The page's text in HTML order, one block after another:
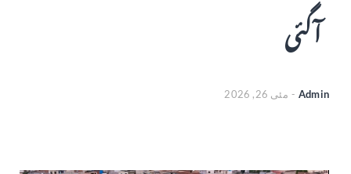
آگئی
Admin
- مئی 26, 2026